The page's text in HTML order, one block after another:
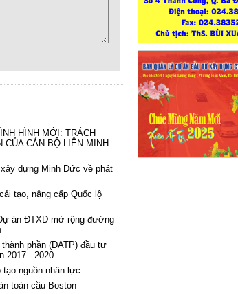
HÌNH MỚI: TRÁCH
CÁN BỘ LIÊN MINH
dựng Minh Đức về phát
tạo, nâng cấp Quốc lộ
án ĐTXD mở rộng đường
phần (DATP) đầu tư
2017 - 2020
nguồn nhân lực
toàn cầu Boston